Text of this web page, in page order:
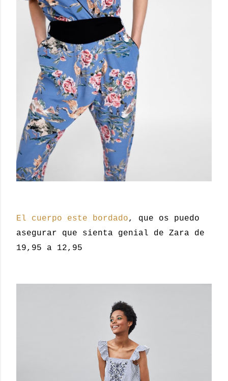
El cuerpo este bordado, que os puedo
asegurar que sienta genial de Zara de
19,95 a 12,95